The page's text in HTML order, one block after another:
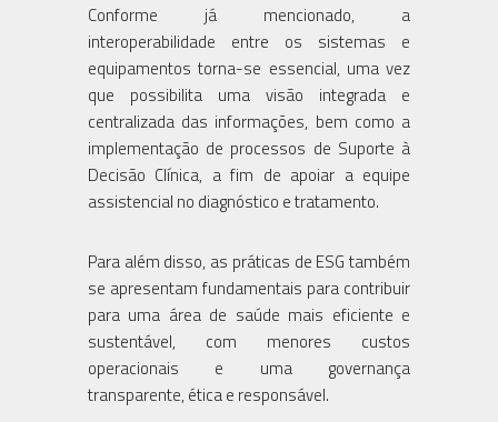
Conforme já mencionado, a
interoperabilidade entre os sistemas e
equipamentos torna-se essencial, uma vez
que possibilita uma visão integrada e
centralizada das informações, bem como a
implementação de processos de Suporte à
Decisão Clínica, a fim de apoiar a equipe
assistencial no diagnóstico e tratamento.
Para além disso, as práticas de ESG também
se apresentam fundamentais para contribuir
para uma área de saúde mais eficiente e
sustentável, com menores custos
operacionais e uma governança
transparente, ética e responsável.